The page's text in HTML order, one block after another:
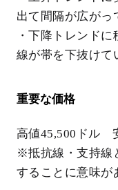
出て間隔が広がっ
・下降トレンド
線が帯を下抜けて
重要な価格
高値45,500ドル
※抵抗線・支持線
することに意味が